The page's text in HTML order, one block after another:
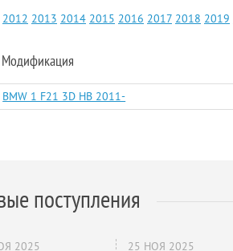
2012 2013 2014 2015 2016 2017 2018 2019
Модификация
BMW 1 F21 3D HB 2011-
поступления
2025 25 НОЯ 2025